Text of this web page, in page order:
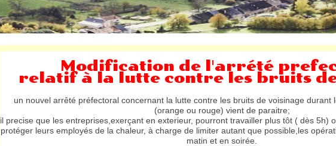
Modification de l'arrété
relatif à la lutte contre les bruits
un nouvel arrêté préfectoral concernant la lutte contre les bruits de voisinage durant
(orange ou rouge) vient de paraitre;
il precise que les entreprises,exerçant en exterieur, pourront travailler plus tôt ( dès 5h)
protéger leurs employés de la chaleur, à charge de limiter autant que possible,les
matin et en soirée.